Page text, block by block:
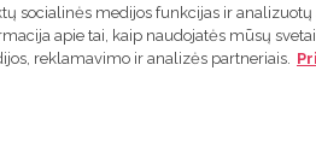
Filologijos fakulteto
socialinės medijos funkcijas ir analizuotų
apie tai, kaip naudojatės mūsų
reklamavimo ir analizės partneriais.